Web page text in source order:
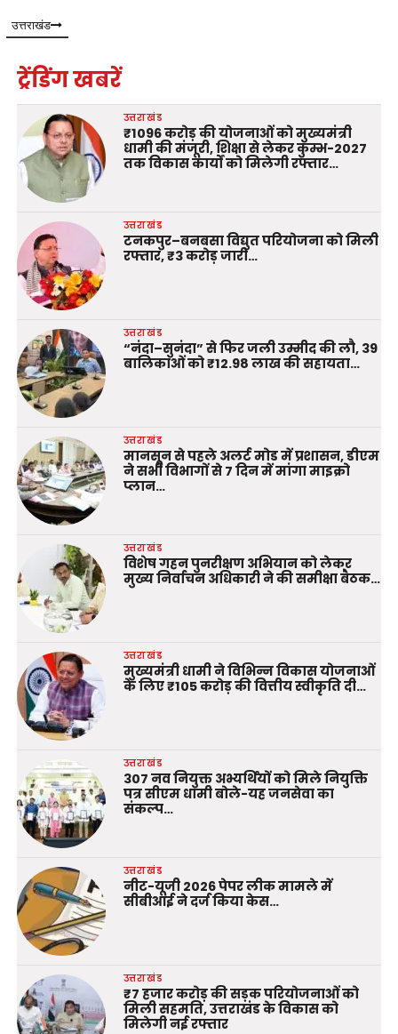
उत्तराखंड
ट्रेंडिंग खबरें
उत्तराखंड
₹1096 करोड़ की योजनाओं को मुख्यमंत्री
धामी की मंजूरी, शिक्षा से लेकर कुम्भ-2027
तक विकास कार्यों को मिलेगी रफ्तार…
उत्तराखंड
टनकपुर–बनबसा विद्युत परियोजना को मिली
रफ्तार, ₹3 करोड़ जारी…
उत्तराखंड
“नंदा–सुनंदा” से फिर जली उम्मीद की लौ, 39
बालिकाओं को ₹12.98 लाख की सहायता…
उत्तराखंड
मानसून से पहले अलर्ट मोड में प्रशासन, डीएम
ने सभी विभागों से 7 दिन में मांगा माइक्रो
प्लान…
उत्तराखंड
विशेष गहन पुनरीक्षण अभियान को लेकर
मुख्य निर्वाचन अधिकारी ने की समीक्षा बैठक…
उत्तराखंड
मुख्यमंत्री धामी ने विभिन्न विकास योजनाओं
के लिए ₹105 करोड़ की वित्तीय स्वीकृति दी…
उत्तराखंड
307 नव नियुक्त अभ्यर्थियों को मिले नियुक्ति
पत्र सीएम धामी बोले-यह जनसेवा का
संकल्प…
उत्तराखंड
नीट-यूजी 2026 पेपर लीक मामले में
सीबीआई ने दर्ज किया केस…
उत्तराखंड
₹7 हजार करोड़ की सड़क परियोजनाओं को
मिली सहमति, उत्तराखंड के विकास को
मिलेगी नई रफ्तार